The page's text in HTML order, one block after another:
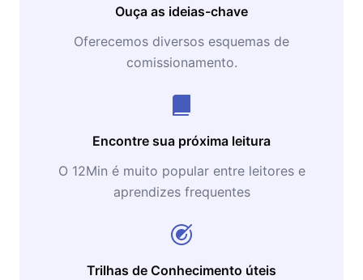
Ouça as ideias-chave
Oferecemos diversos esquemas de
comissionamento.
Encontre sua próxima leitura
O 12Min é muito popular entre leitores e
aprendizes frequentes
Trilhas de Conhecimento úteis